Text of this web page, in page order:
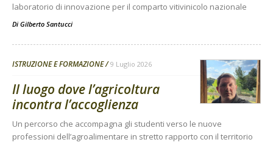
laboratorio di innovazione per il comparto vitivinicolo nazionale
Di Gilberto Santucci
ISTRUZIONE E FORMAZIONE 9 Luglio 2026
Il luogo dove l’agricoltura
incontra l’accoglienza
Un percorso che accompagna gli studenti verso le nuove
professioni dell’agroalimentare in stretto rapporto con il territorio